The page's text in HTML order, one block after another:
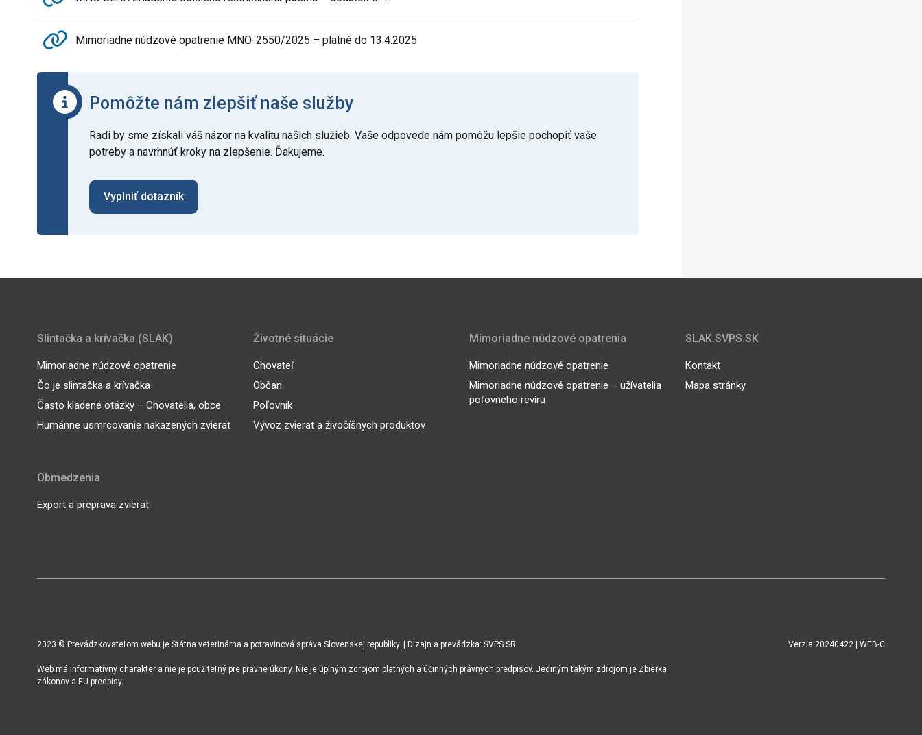
Mimoriadne núdzové opatrenie MNO-2550/2025 – platné do 13.4.2025
Pomôžte nám zlepšiť naše služby
Radi by sme získali váš názor na kvalitu našich služieb. Vaše odpovede nám pomôžu lepšie pochopiť vaše
potreby a navrhnúť kroky na zlepšenie. Ďakujeme.
Vyplniť dotazník
Slintačka a krívačka (SLAK)
Mimoriadne núdzové opatrenie
Čo je slintačka a krívačka
Často kladené otázky – Chovatelia, obce
Humánne usmrcovanie nakazených zvierat
Obmedzenia
Export a preprava zvierat
Životné situácie
Chovateľ
Občan
Poľovník
Vývoz zvierat a živočíšnych produktov
Mimoriadne núdzové opatrenia
Mimoriadne núdzové opatrenie
Mimoriadne núdzové opatrenie – užívatelia
poľovného revíru
SLAK.SVPS.SK
Kontakt
Mapa stránky
2023 © Prevádzkovateľom webu je Štátna veterinárna a potravinová správa Slovenskej republiky. | Dizajn a prevádzka: ŠVPS SR
Web má informatívny charakter a nie je použiteľný pre právne úkony. Nie je úplným zdrojom platných a účinných právnych predpisov. Jediným takým zdrojom je Zbierka
zákonov a EU predpisy.
Verzia 20240422 | WEB-C